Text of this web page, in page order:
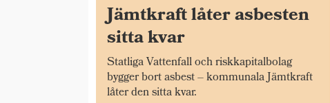
Jämtkraft låter asbesten
sitta kvar
Statliga Vattenfall och riskkapitalbolag
bygger bort asbest – kommunala Jämtkraft
låter den sitta kvar.